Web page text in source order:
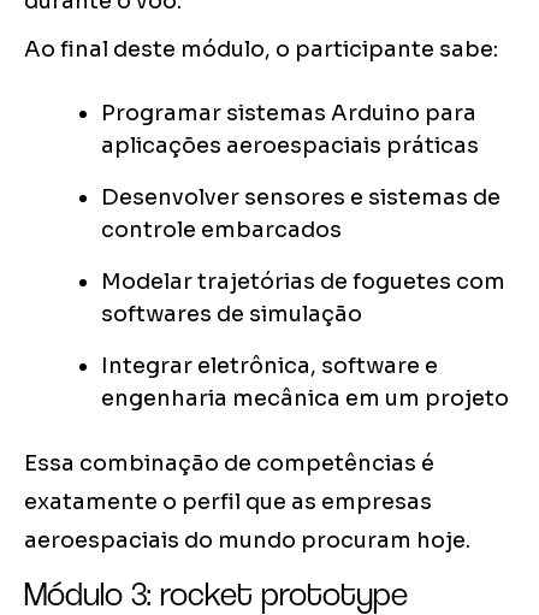
Ao final deste módulo, o participante sabe:
Programar sistemas Arduino para
aplicações aeroespaciais práticas
Desenvolver sensores e sistemas de
controle embarcados
Modelar trajetórias de foguetes com
softwares de simulação
Integrar eletrônica, software e
engenharia mecânica em um projeto
Essa combinação de competências é
exatamente o perfil que as empresas
aeroespaciais do mundo procuram hoje.
Módulo 3: rocket prototype